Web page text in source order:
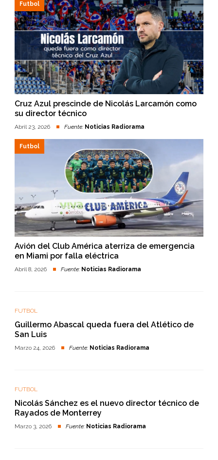
Futbol
Cruz Azul prescinde de Nicolás Larcamón como
su director técnico
Abril 23, 2026 Fuente: Noticias Radiorama
Futbol
Avión del Club América aterriza de emergencia
en Miami por falla eléctrica
Abril 8, 2026 Fuente: Noticias Radiorama
FUTBOL
Guillermo Abascal queda fuera del Atlético de
San Luis
Marzo 24, 2026 Fuente: Noticias Radiorama
FUTBOL
Nicolás Sánchez es el nuevo director técnico de
Rayados de Monterrey
Marzo 3, 2026 Fuente: Noticias Radiorama